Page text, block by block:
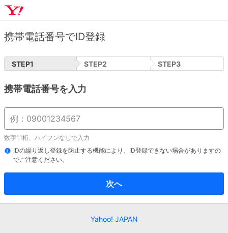
携帯電話番号でID登録
STEP1 STEP2 STEP3
携帯電話番号を入力
数字11桁、ハイフンなしで入力
IDの繰り返し登録を防止する機能により、ID登録できない場合がありますの
でご注意ください。
次へ
Yahoo! JAPAN